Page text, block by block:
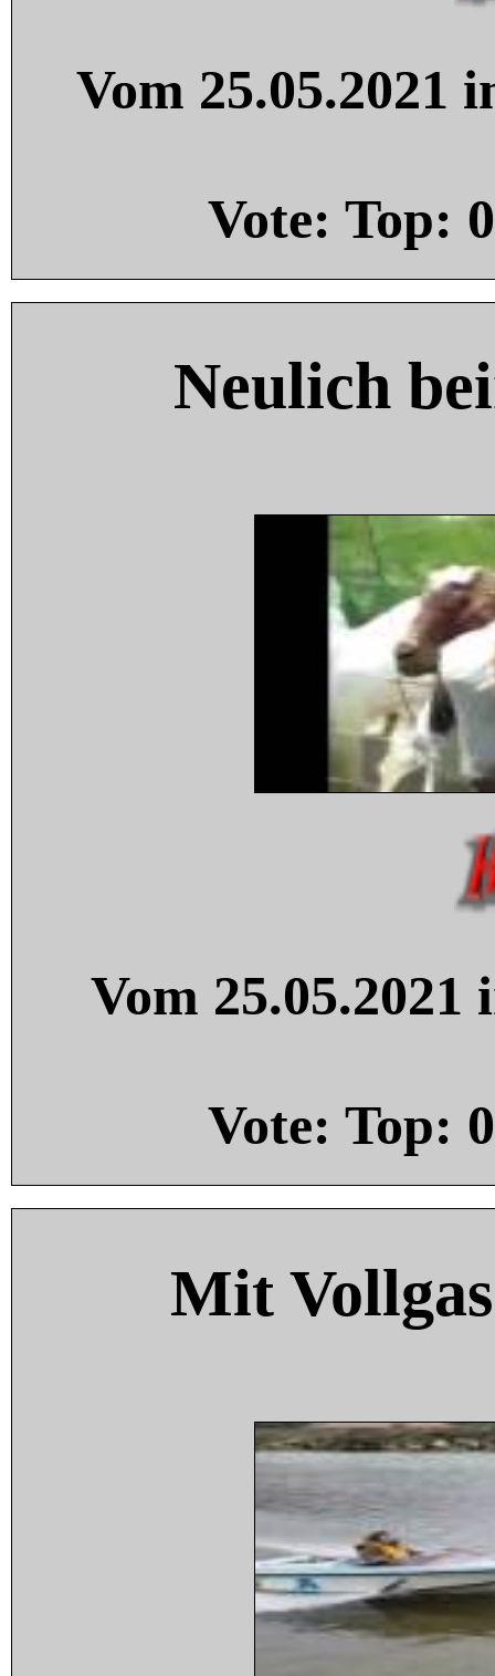
Vom 25.05.2021
Vote: Top: 0
Neulich
Vom
Vote: Top: 0
Mit